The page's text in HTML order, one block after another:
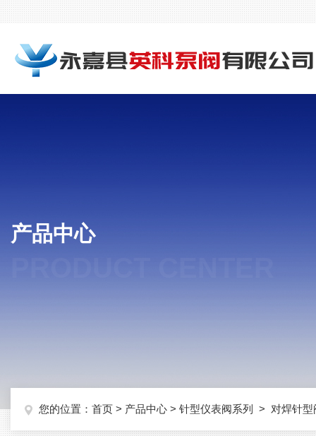
产品中心
您的位置： 首页 > 产品中心 > 针型仪表阀系列 > 对焊针型